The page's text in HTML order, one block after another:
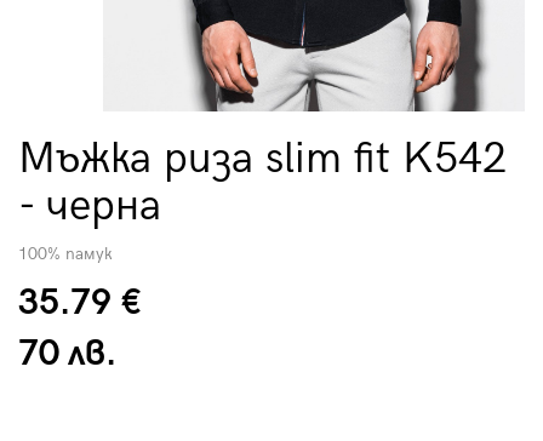
Мъжка риза slim fit K542
- черна
100% памук
35.79 €
70 лв.